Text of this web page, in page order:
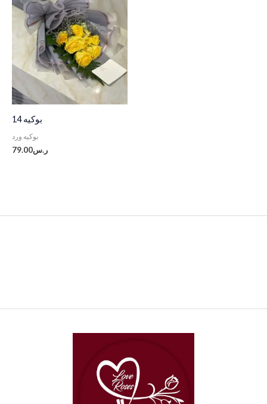
بوكيه 14
بوكيه ورد
ر.س79.00